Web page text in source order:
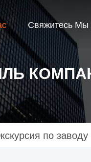
Свяжитесь Мы
по заводу